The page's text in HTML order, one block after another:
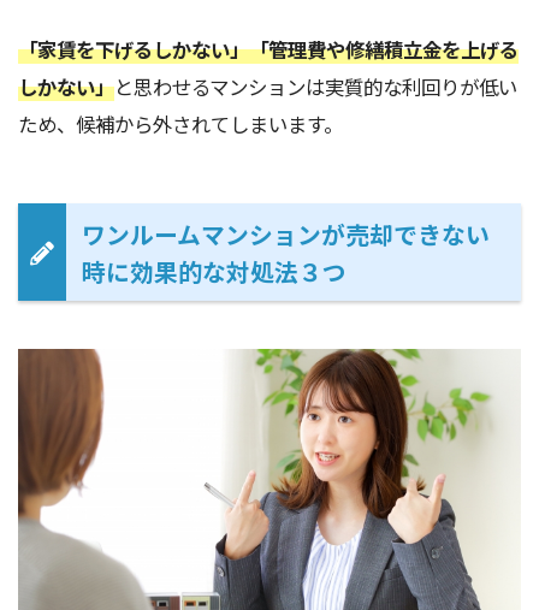
「家賃を下げるしかない」「管理費や修繕積立金を上げる
しかない」と思わせるマンションは実質的な利回りが低い
ため、候補から外されてしまいます。
ワンルームマンションが売却できない
時に効果的な対処法３つ